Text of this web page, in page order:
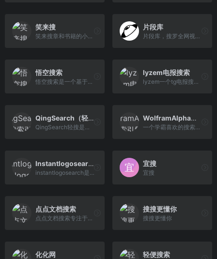
笑来搜
笑来搜章和书籍的小聚合
片段库
片段库，搜罗全网视频片段，ChatGPT推荐。
悟空搜索
悟空搜索是一个基于搜索引擎技术的免费流行和快速发展的b2b网络推广平台。专门收录世界各地、各个行业的网址资源，按照不同主题分类，放在相应目录中。
lyzem电报搜索
lyzem一个tg电报搜索引擎
QingSearch（轻搜搜索引擎）
QingSearch轻搜是一个尊重用户隐私的搜索引擎。轻搜没有Cookie；不收集用户任何个人信息；不传播用户任何个人信息；不追踪用户搜索历史数据。
WolframAlpha（数学搜索引擎）
一个学霸喜欢的搜索引擎，可以搜索数学公式等数学内容...
Instantlogosearch|在线logo搜索网
instantlogosearch是国外一个专门提供标识Logo设计图标搜索的酷站
宜搜
宜搜
点点文档搜索
点点文档搜索专注于提供在线工具应用，该搜索引擎提供专业文档搜索。聚合各大搜索引擎的结果并通过智能算法呈现给您，欢迎光临。
搜搜更懂你
搜搜更懂你
化化网 轻便搜索